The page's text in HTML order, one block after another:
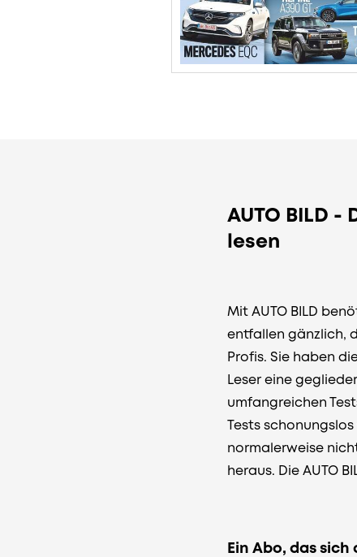
AUTO BILD
lesen
Mit AUTO BILD
entfallen gänzlich,
Profis. Sie haben
Leser eine
umfangreichen
Tests
normalerweise
heraus. Die AUTO
Ein Abo, das sich